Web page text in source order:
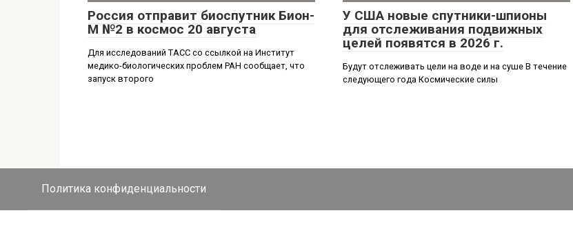
Россия отправит биоспутник Бион-
М №2 в космос 20 августа
Для исследований ТАСС со ссылкой на Институт
медико-биологических проблем РАН сообщает, что
запуск второго
У США новые спутники-шпионы
для отслеживания подвижных
целей появятся в 2026 г.
Будут отслеживать цели на воде и на суше В течение
следующего года Космические силы
Политика конфиденциальности